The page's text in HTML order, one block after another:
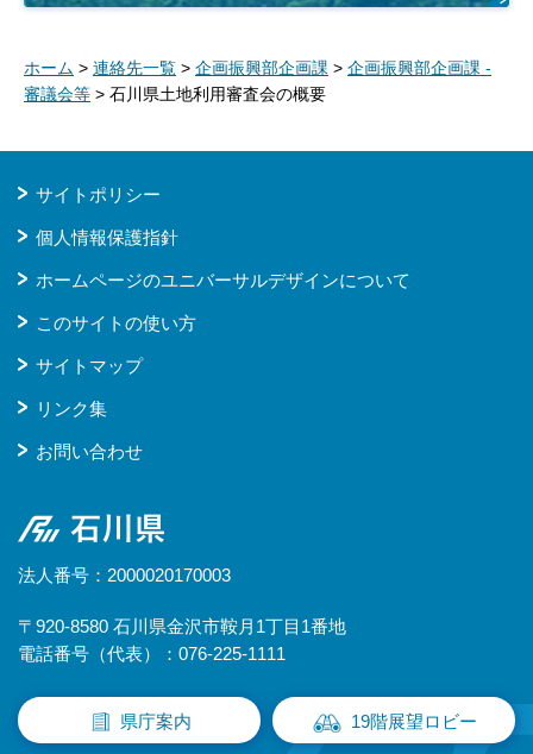
ホーム > 連絡先一覧 > 企画振興部企画課 > 企画振興部企画課 -
審議会等 > 石川県土地利用審査会の概要
サイトポリシー
個人情報保護指針
ホームページのユニバーサルデザインについて
このサイトの使い方
サイトマップ
リンク集
お問い合わせ
石川県
法人番号：2000020170003
〒920-8580 石川県金沢市鞍月1丁目1番地
電話番号（代表）：076-225-1111
県庁案内 19階展望ロビー